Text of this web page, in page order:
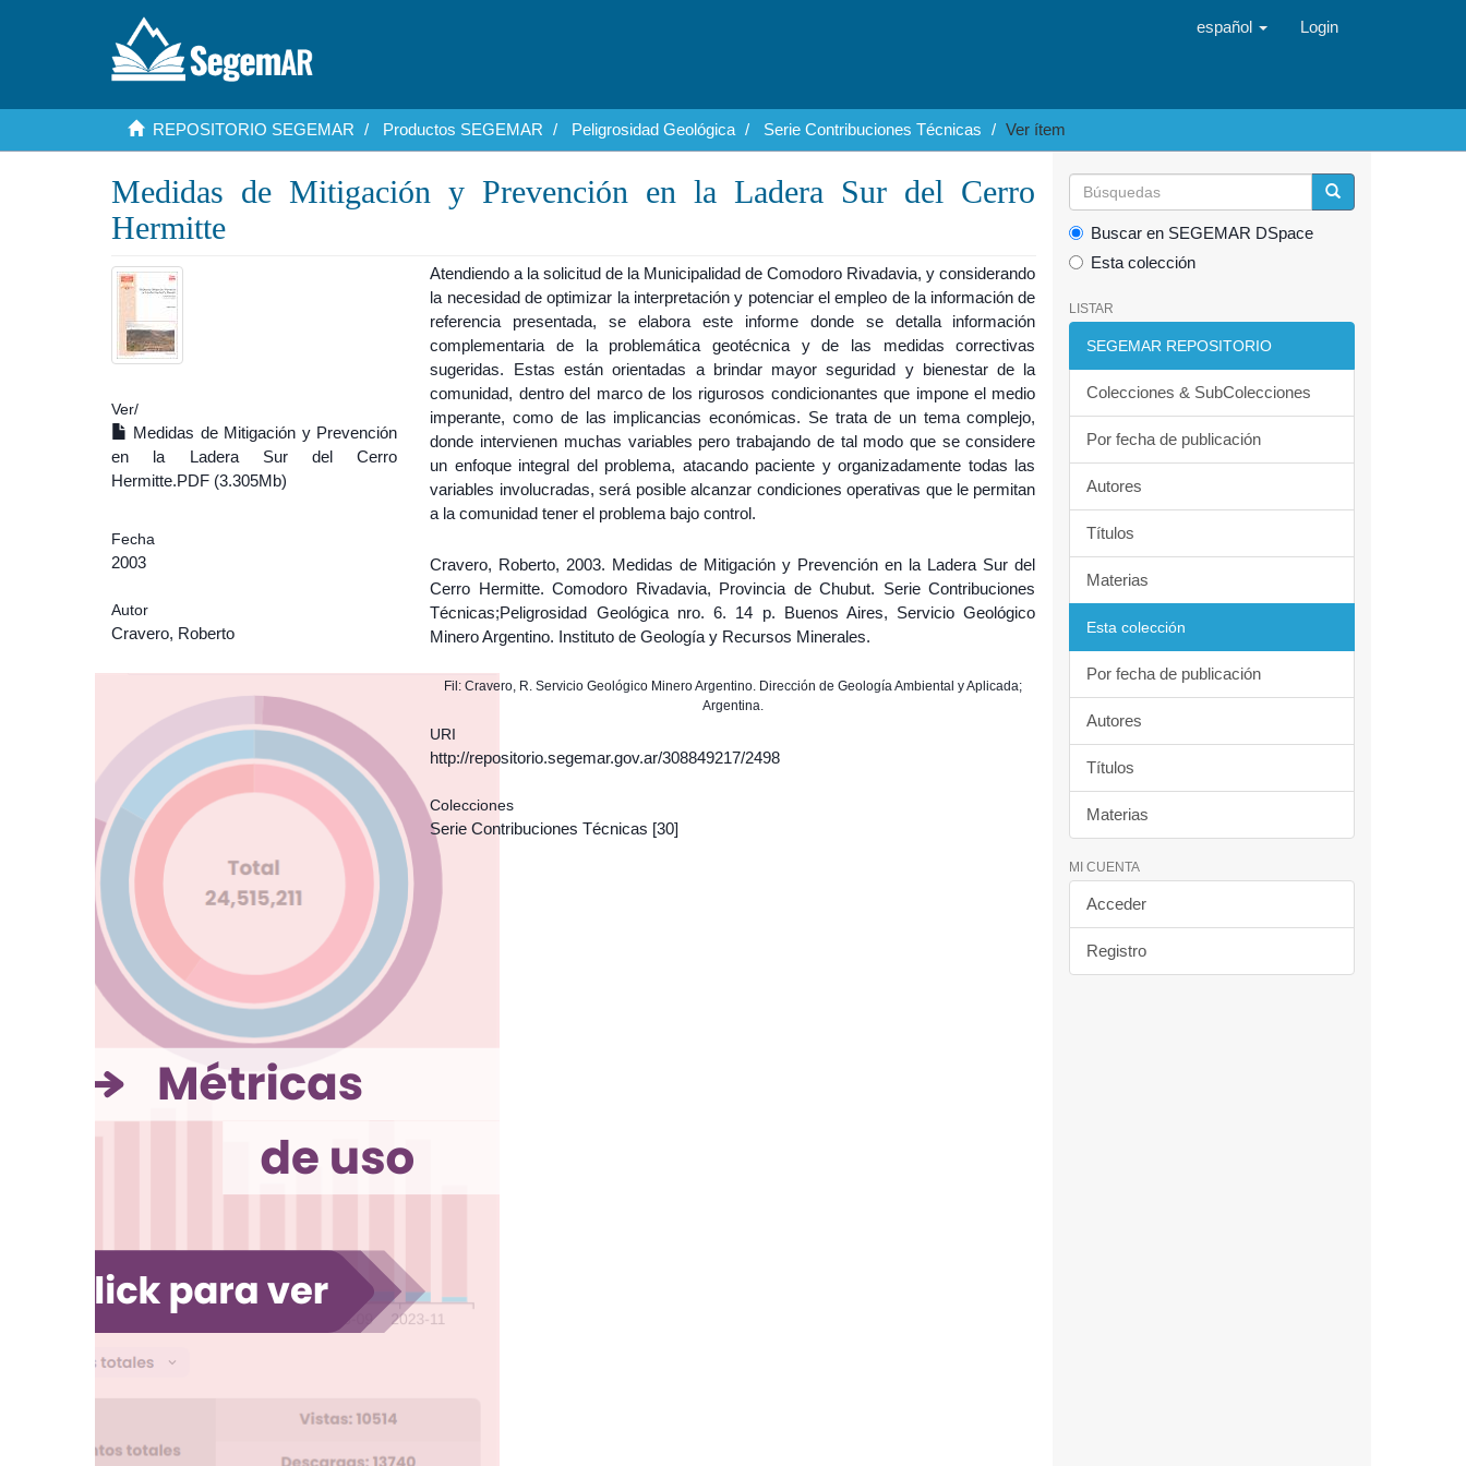
español Login
REPOSITORIO SEGEMAR Productos SEGEMAR Peligrosidad Geológica Serie Contribuciones Técnicas Ver ítem
Medidas de Mitigación y Prevención en la Ladera Sur del Cerro
Hermitte
Ver/
Medidas de Mitigación y Prevención
en la Ladera Sur del Cerro
Hermitte.PDF (3.305Mb)
Fecha
2003
Autor
Cravero, Roberto
Atendiendo a la solicitud de la Municipalidad de Comodoro Rivadavia, y considerando
la necesidad de optimizar la interpretación y potenciar el empleo de la información de
referencia presentada, se elabora este informe donde se detalla información
complementaria de la problemática geotécnica y de las medidas correctivas
sugeridas. Estas están orientadas a brindar mayor seguridad y bienestar de la
comunidad, dentro del marco de los rigurosos condicionantes que impone el medio
imperante, como de las implicancias económicas. Se trata de un tema complejo,
donde intervienen muchas variables pero trabajando de tal modo que se considere
un enfoque integral del problema, atacando paciente y organizadamente todas las
variables involucradas, será posible alcanzar condiciones operativas que le permitan
a la comunidad tener el problema bajo control.
Cravero, Roberto, 2003. Medidas de Mitigación y Prevención en la Ladera Sur del
Cerro Hermitte. Comodoro Rivadavia, Provincia de Chubut. Serie Contribuciones
Técnicas;Peligrosidad Geológica nro. 6. 14 p. Buenos Aires, Servicio Geológico
Minero Argentino. Instituto de Geología y Recursos Minerales.
Fil: Cravero, R. Servicio Geológico Minero Argentino. Dirección de Geología Ambiental y Aplicada;
Argentina.
URI
http://repositorio.segemar.gov.ar/308849217/2498
Colecciones
Serie Contribuciones Técnicas [30]
Buscar en SEGEMAR DSpace
Esta colección
LISTAR
SEGEMAR REPOSITORIO
Colecciones & SubColecciones
Por fecha de publicación
Autores
Títulos
Materias
Esta colección
Por fecha de publicación
Autores
Títulos
Materias
MI CUENTA
Acceder
Registro